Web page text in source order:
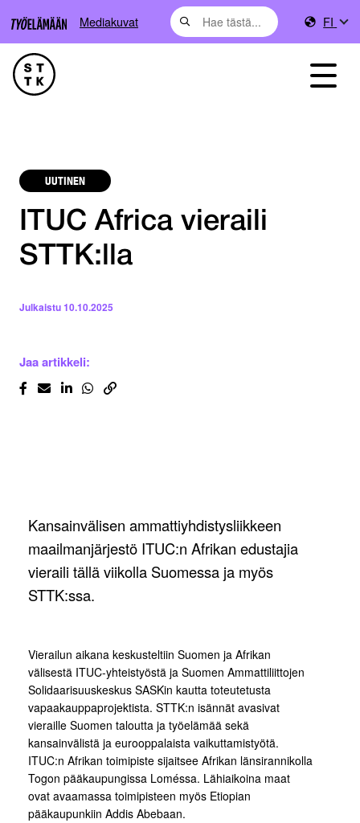
Mediakuvat FI
UUTINEN
ITUC Africa vieraili
STTK:lla
Julkaistu10.10.2025
Jaa artikkeli:
Kansainvälisen ammattiyhdistysliikkeen
maailmanjärjestö ITUC:n Afrikan edustajia
vieraili tällä viikolla Suomessa ja myös
STTK:ssa.
Vierailun aikana keskusteltiin Suomen ja Afrikan
välisestä ITUC-yhteistyöstä ja Suomen Ammattiliittojen
Solidaarisuuskeskus SASKin kautta toteutetusta
vapaakauppaprojektista. STTK:n isännät avasivat
vieraille Suomen taloutta ja työelämää sekä
kansainvälistä ja eurooppalaista vaikuttamistyötä.
ITUC:n Afrikan toimipiste sijaitsee Afrikan länsirannikolla
Togon pääkaupungissa Loméssa. Lähiaikoina maat
ovat avaamassa toimipisteen myös Etiopian
pääkaupunkiin Addis Abebaan.